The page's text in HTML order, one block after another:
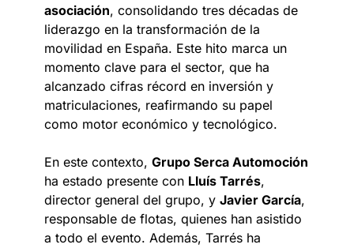
asociación, consolidando tres décadas de
liderazgo en la transformación de la
movilidad en España. Este hito marca un
momento clave para el sector, que ha
alcanzado cifras récord en inversión y
matriculaciones, reafirmando su papel
como motor económico y tecnológico.
En este contexto, Grupo Serca Automoción
ha estado presente con Lluís Tarrés,
director general del grupo, y Javier García,
responsable de flotas, quienes han asistido
a todo el evento. Además, Tarrés ha